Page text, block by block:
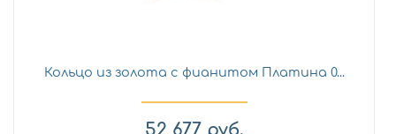
Кольцо из золота с фианитом Платина 0...